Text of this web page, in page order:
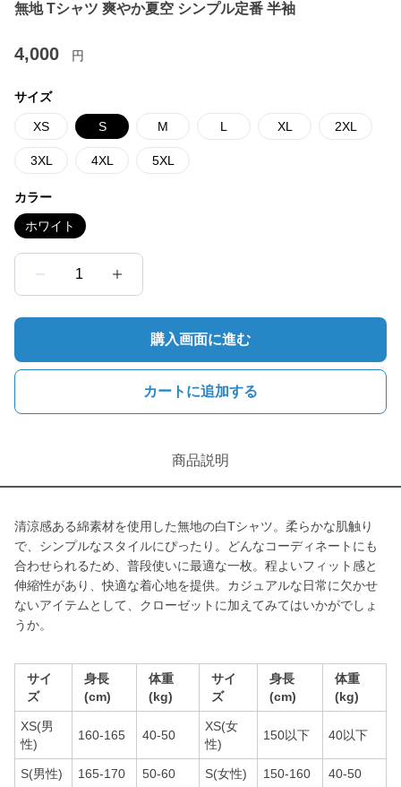
無地 Tシャツ 爽やか夏空 シンプル定番 半袖
4,000 円
サイズ
XS S M L XL 2XL
3XL 4XL 5XL
カラー
ホワイト
1
購入画面に進む
カートに追加する
商品説明
清涼感ある綿素材を使用した無地の白Tシャツ。柔らかな肌触り
で、シンプルなスタイルにぴったり。どんなコーディネートにも
合わせられるため、普段使いに最適な一枚。程よいフィット感と
伸縮性があり、快適な着心地を提供。カジュアルな日常に欠かせ
ないアイテムとして、クローゼットに加えてみてはいかがでしょ
うか。
サイ
ズ
身長
(cm)
体重
(kg)
サイ
ズ
身長
(cm)
体重
(kg)
XS(男
性)
160-165 40-50
XS(女
性)
150以下 40以下
S(男性) 165-170 50-60 S(女性) 150-160 40-50